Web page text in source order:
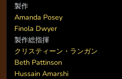
製作
Amanda Posey
Finola Dwyer
製作総指揮
クリスティーン・ランガン
Beth Pattinson
Hussain Amarshi